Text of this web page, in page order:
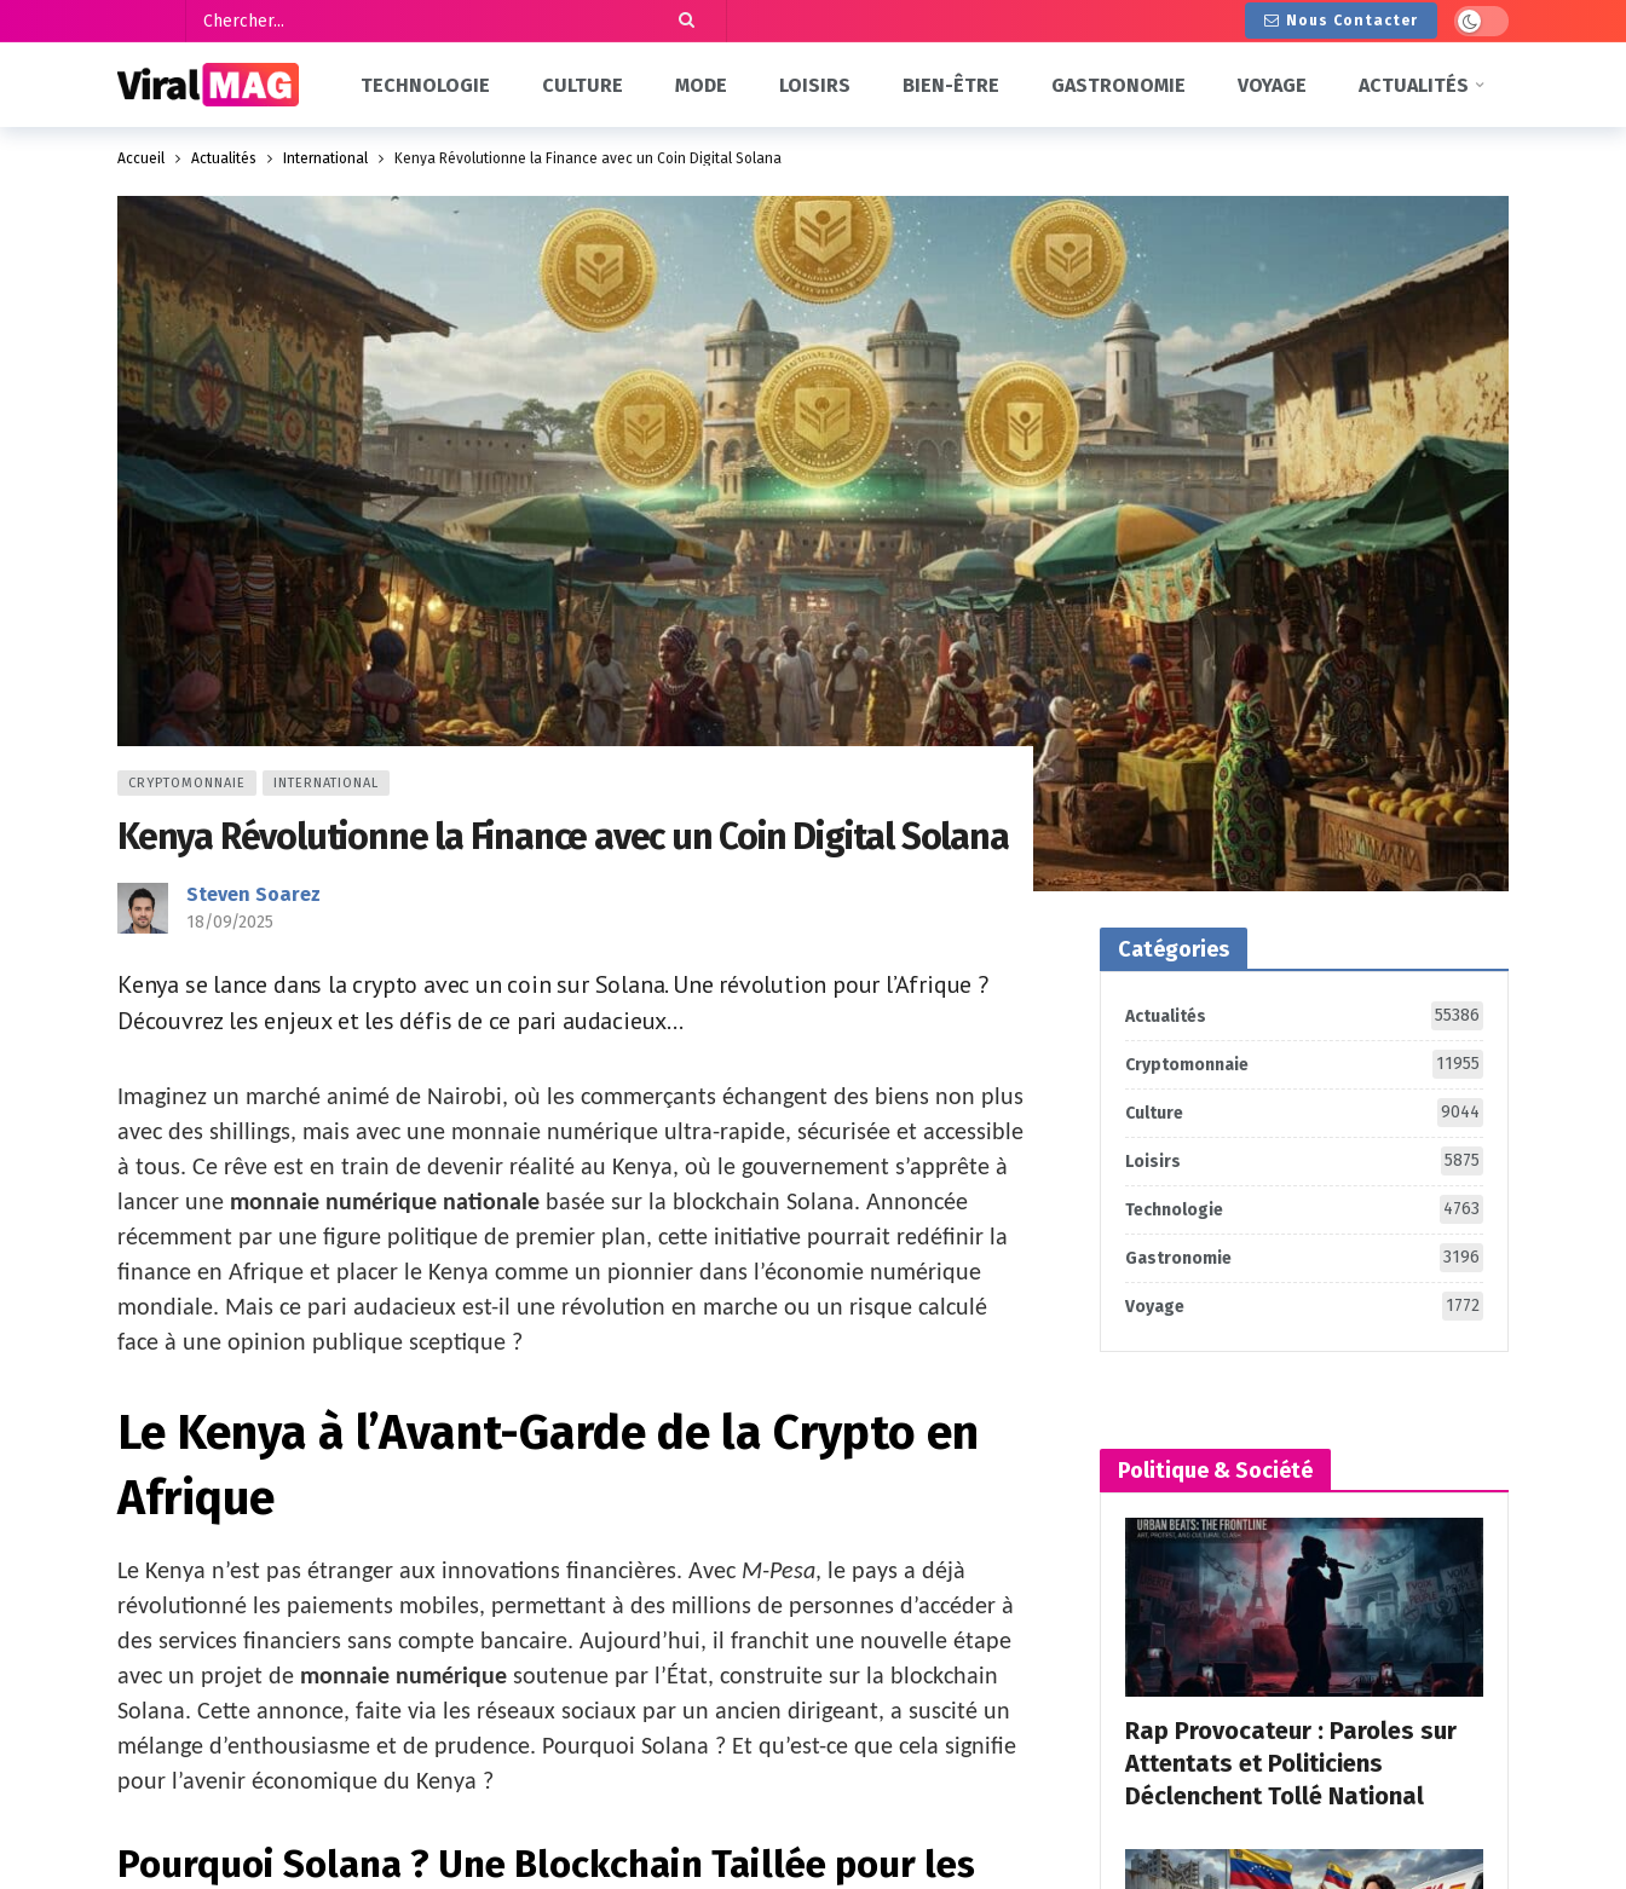
Nous Contacter Dark mode
TECHNOLOGIE CULTURE MODE LOISIRS BIEN-ÊTRE GASTRONOMIE VOYAGE ACTUALITÉS
Accueil Actualités International Kenya Révolutionne la Finance avec un Coin Digital Solana
CRYPTOMONNAIE INTERNATIONAL
Kenya Révolutionne la Finance avec un Coin Digital Solana
Steven Soarez
18/09/2025
Kenya se lance dans la crypto avec un coin sur Solana. Une révolution pour l’Afrique ?
Découvrez les enjeux et les défis de ce pari audacieux...
Imaginez un marché animé de Nairobi, où les commerçants échangent des biens non plus
avec des shillings, mais avec une monnaie numérique ultra-rapide, sécurisée et accessible
à tous. Ce rêve est en train de devenir réalité au Kenya, où le gouvernement s’apprête à
lancer une monnaie numérique nationale basée sur la blockchain Solana. Annoncée
récemment par une figure politique de premier plan, cette initiative pourrait redéfinir la
finance en Afrique et placer le Kenya comme un pionnier dans l’économie numérique
mondiale. Mais ce pari audacieux est-il une révolution en marche ou un risque calculé
face à une opinion publique sceptique ?
Le Kenya à l’Avant-Garde de la Crypto en
Afrique
Le Kenya n’est pas étranger aux innovations financières. Avec M-Pesa, le pays a déjà
révolutionné les paiements mobiles, permettant à des millions de personnes d’accéder à
des services financiers sans compte bancaire. Aujourd’hui, il franchit une nouvelle étape
avec un projet de monnaie numérique soutenue par l’État, construite sur la blockchain
Solana. Cette annonce, faite via les réseaux sociaux par un ancien dirigeant, a suscité un
mélange d’enthousiasme et de prudence. Pourquoi Solana ? Et qu’est-ce que cela signifie
pour l’avenir économique du Kenya ?
Pourquoi Solana ? Une Blockchain Taillée pour les
Catégories
Actualités 55386
Cryptomonnaie 11955
Culture 9044
Loisirs 5875
Technologie 4763
Gastronomie 3196
Voyage 1772
Politique & Société
Rap Provocateur : Paroles sur
Attentats et Politiciens
Déclenchent Tollé National